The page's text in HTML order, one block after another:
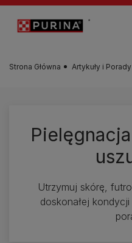
Przejdź do treści
Strona Główna Artykuły i
Utrzymuj skórę,
doskonałej